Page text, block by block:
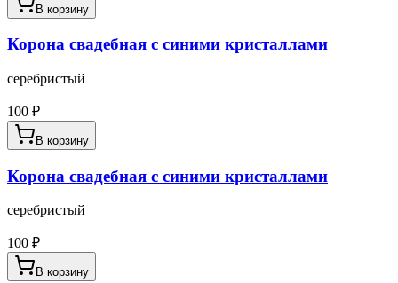
В корзину
Корона свадебная с синими кристаллами
серебристый
100 ₽
В корзину
Корона свадебная с синими кристаллами
серебристый
100 ₽
В корзину